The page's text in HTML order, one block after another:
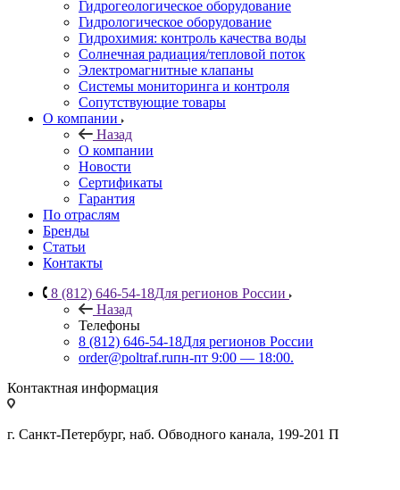
Гидрогеологическое оборудование
Гидрологическое оборудование
Гидрохимия: контроль качества воды
Солнечная радиация/тепловой поток
Электромагнитные клапаны
Системы мониторинга и контроля
Сопутствующие товары
О компании
Назад
О компании
Новости
Сертификаты
Гарантия
По отраслям
Бренды
Статьи
Контакты
8 (812) 646-54-18Для регионов России
Назад
Телефоны
8 (812) 646-54-18Для регионов России
order@poltraf.ruпн-пт 9:00 — 18:00.
Контактная информация
г. Санкт-Петербург, наб. Обводного канала, 199-201 П